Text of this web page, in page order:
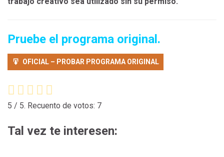
Pruebe el programa original.
OFICIAL – PROBAR PROGRAMA ORIGINAL
5 / 5. Recuento de votos: 7
Tal vez te interesen: